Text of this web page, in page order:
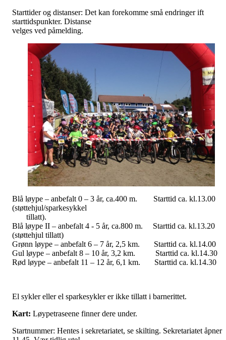
Starttider og distanser: Det kan forekomme små endringer ift
starttidspunkter. Distanse
velges ved påmelding.
Blå løype – anbefalt 0 – 3 år, ca.400 m. Starttid ca. kl.13.00
(støttehjul/
tillatt).
Blå løype II – anbefalt 4 - 5 år, ca.800 m. Starttid ca. kl.13.20
(støttehjul tillatt)
Grønn løype – anbefalt 6 – 7 år, 2,5 km. Starttid ca. kl.14.00
Gul løype – anbefalt 8 – 10 år, 3,2 km. Starttid ca. kl.14.30
Rød løype – anbefalt 11 – 12 år, 6,1 km. Starttid ca. kl.14.30
El sykler eller el sparkesykler er ikke tillatt i barnerittet.
Kart: Løypetraseene finner dere under.
Startnummer: Hentes i sekretariatet, se skilting. Sekretariatet åpner